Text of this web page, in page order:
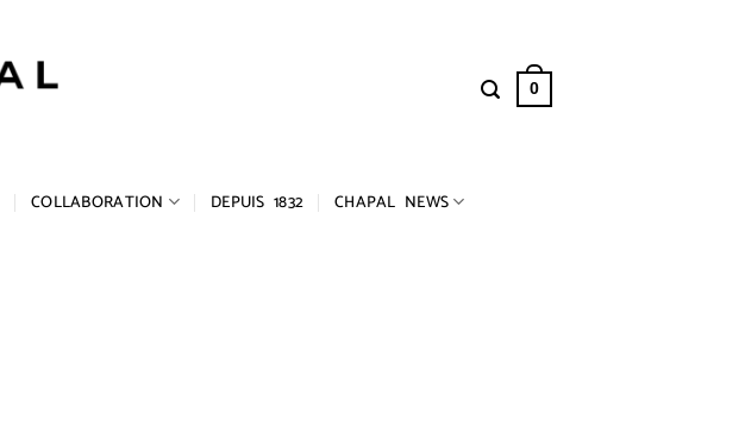
0
COLLABORATION DEPUIS 1832 CHAPAL NEWS